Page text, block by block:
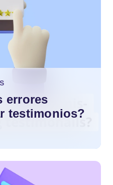
errores
testimonios?